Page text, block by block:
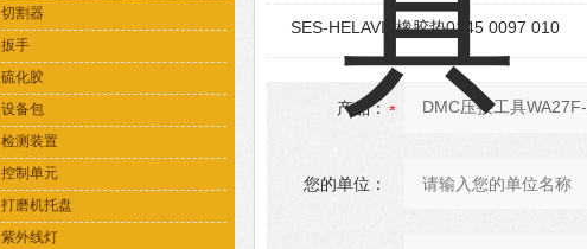
切割器
扳手
硫化胶
设备包
检测装置
控制单元
打磨机托盘
紫外线灯
SES-HELAVIA橡胶垫0145 0097 010
产品：
您的单位：